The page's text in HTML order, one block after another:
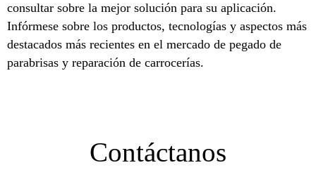
consultar sobre la mejor solución para su aplicación.
Infórmese sobre los productos, tecnologías y aspectos más
destacados más recientes en el mercado de pegado de
parabrisas y reparación de carrocerías.
Contáctanos